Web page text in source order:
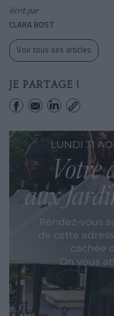
écrit par
CLARA BOST
Voir tous ses articles
JE PARTAGE !